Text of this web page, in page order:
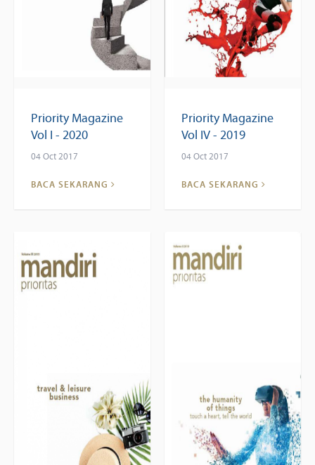
Priority Magazine
Vol I - 2020
04 Oct 2017
BACA SEKARANG
Priority Magazine
Vol IV - 2019
04 Oct 2017
BACA SEKARANG